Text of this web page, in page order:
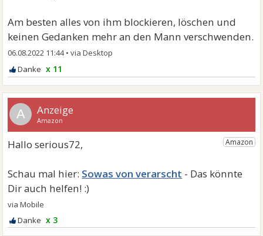
Am besten alles von ihm blockieren, löschen und
keinen Gedanken mehr an den Mann verschwenden.
06.08.2022 11:44•
x 11
A
Sowas von verarscht
x 3